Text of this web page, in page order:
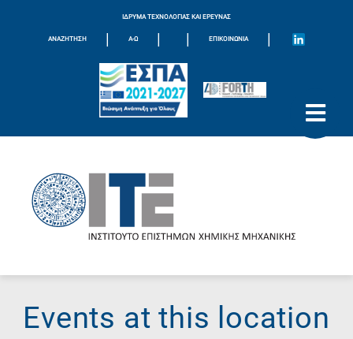
ΙΔΡΥΜΑ ΤΕΧΝΟΛΟΓΙΑΣ ΚΑΙ ΕΡΕΥΝΑΣ
ΑΝΑΖΗΤΗΣΗ | Α-Ω | | ΕΠΙΚΟΙΝΩΝΊΑ |
Events at this location